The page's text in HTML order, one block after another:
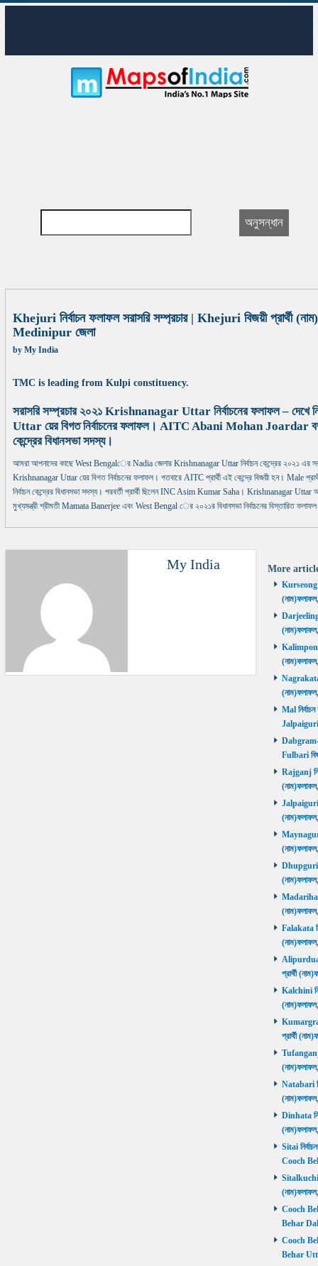
Khejuri নির্বাচন ফলাফল সরাসরি সম্প্রচার | Khejuri বিজয়ী প্রার্থী
Medinipur জেলা
by My India
TMC is leading from Kulpi constituency.
সরাসরি সম্প্রচার ২০২১ Krishnanagar Uttar নির্বাচনের ফলাফল –
Uttar য়ের বিগত নির্বাচনের ফলাফল। AITC Abani Mohan Joardar
কেন্দ্রের বিধানসভা সদস্য।
আমরা আপনাদের কাছে West Bengalের Nadia জেলার Krishnanagar Uttar নির্বাচন কেন্দ্রের ২০২১ এর
Krishnanagar Uttar য়ের বিগত নির্বাচনের ফলাফল। গতবারে AITC প্রার্থী এই কেন্দ্রে বিজয়ী হন। Male
নির্বাচন কেন্দ্রের বিধানসভা সদস্য। পরবর্তী প্রার্থী ছিলেন INC Asim Kumar Saha। Krishnanagar
মুখ্যমন্ত্রী শ্রীমতী Mamata Banerjee এবং West Bengal ের ২০২১র বিধানসভা নির্বাচনের বিস্তারিত
My India More
Kurseong
Darjeeling
Kalimpong
Nagrakata
Mal
Jalpaiguri
Dabgram-
Fulbari
Rajganj
Jalpaiguri
Maynaguri
Dhupguri
Madarihat
Falakata
প্রার্থী
Kalchini
প্রার্থী
Tufanganj
Natabari
Dinhata
Sitai
Cooch
Sitalkuchi
Cooch
Behar
Cooch
Behar